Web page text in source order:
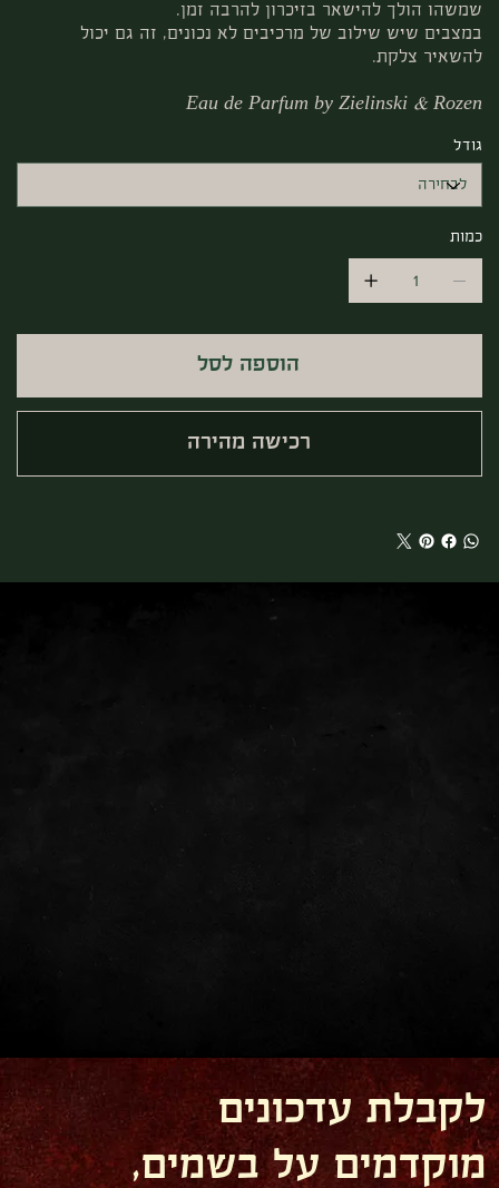
שמשהו הולך להישאר בזיכרון להרבה זמן.
במצבים שיש שילוב של מרכיבים לא נכונים, זה גם יכול
להשאיר צלקת.
Eau de Parfum by Zielinski & Rozen
גודל
כמות
הוספה לסל
רכישה מהירה
לקבלת עדכונים
מוקדמים על בשמים,